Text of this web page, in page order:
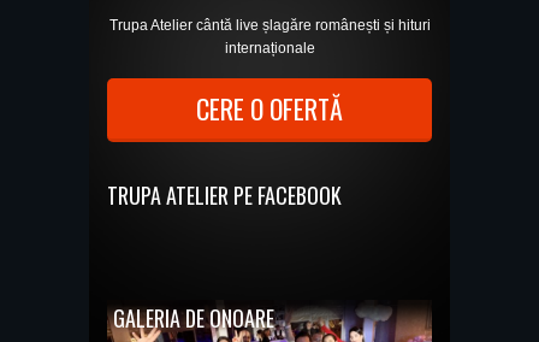
Trupa Atelier cântă live șlagăre românești și hituri
internaționale
CERE O OFERTĂ
TRUPA ATELIER PE FACEBOOK
GALERIA DE ONOARE